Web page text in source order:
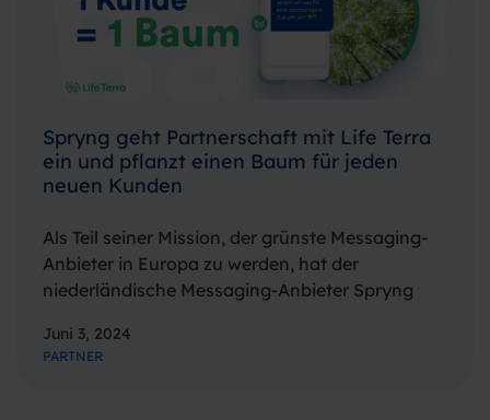
Spryng geht Partnerschaft mit Life Terra
ein und pflanzt einen Baum für jeden
neuen Kunden
Als Teil seiner Mission, der grünste Messaging-
Anbieter in Europa zu werden, hat der
niederländische Messaging-Anbieter Spryng
und sich verpflichtet, für jeden neuen Kunden
Juni 3, 2024
PARTNER